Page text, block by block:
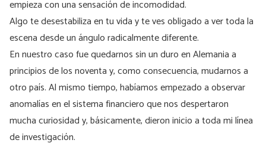
empieza con una sensación de incomodidad.
Algo te desestabiliza en tu vida y te ves obligado a ver toda la
escena desde un ángulo radicalmente diferente.
En nuestro caso fue quedarnos sin un duro en Alemania a
principios de los noventa y, como consecuencia, mudarnos a
otro país. Al mismo tiempo, habíamos empezado a observar
anomalías en el sistema financiero que nos despertaron
mucha curiosidad y, básicamente, dieron inicio a toda mi línea
de investigación.